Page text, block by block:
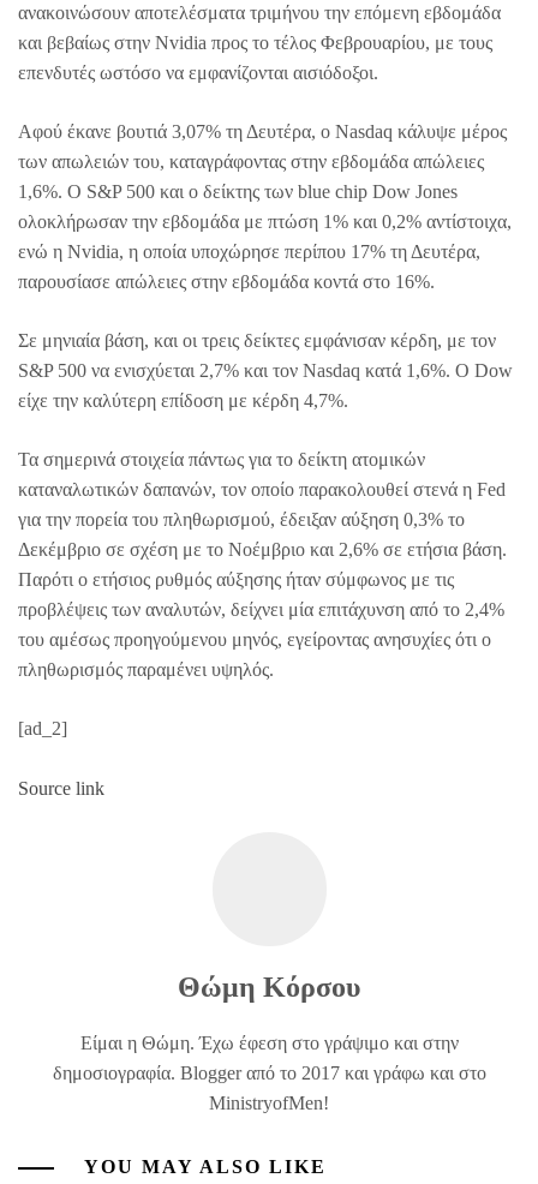
ανακοινώσουν αποτελέσματα τριμήνου την επόμενη εβδομάδα
και βεβαίως στην Nvidia προς το τέλος Φεβρουαρίου, με τους
επενδυτές ωστόσο να εμφανίζονται αισιόδοξοι.
Αφού έκανε βουτιά 3,07% τη Δευτέρα, ο Nasdaq κάλυψε μέρος
των απωλειών του, καταγράφοντας στην εβδομάδα απώλειες
1,6%. Ο S&P 500 και ο δείκτης των blue chip Dow Jones
ολοκλήρωσαν την εβδομάδα με πτώση 1% και 0,2% αντίστοιχα,
ενώ η Nvidia, η οποία υποχώρησε περίπου 17% τη Δευτέρα,
παρουσίασε απώλειες στην εβδομάδα κοντά στο 16%.
Σε μηνιαία βάση, και οι τρεις δείκτες εμφάνισαν κέρδη, με τον
S&P 500 να ενισχύεται 2,7% και τον Nasdaq κατά 1,6%. Ο Dow
είχε την καλύτερη επίδοση με κέρδη 4,7%.
Τα σημερινά στοιχεία πάντως για το δείκτη ατομικών
καταναλωτικών δαπανών, τον οποίο παρακολουθεί στενά η Fed
για την πορεία του πληθωρισμού, έδειξαν αύξηση 0,3% το
Δεκέμβριο σε σχέση με το Νοέμβριο και 2,6% σε ετήσια βάση.
Παρότι ο ετήσιος ρυθμός αύξησης ήταν σύμφωνος με τις
προβλέψεις των αναλυτών, δείχνει μία επιτάχυνση από το 2,4%
του αμέσως προηγούμενου μηνός, εγείροντας ανησυχίες ότι ο
πληθωρισμός παραμένει υψηλός.
[ad_2]
Source link
Θώμη Κόρσου
Είμαι η Θώμη. Έχω έφεση στο γράψιμο και στην
δημοσιογραφία. Blogger από το 2017 και γράφω και στο
MinistryofMen!
YOU MAY ALSO LIKE